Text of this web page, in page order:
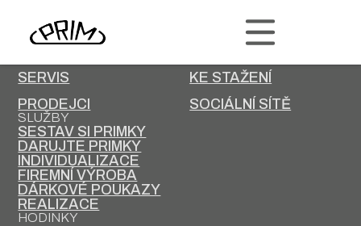
PRIM
KARIÉRA
SERVIS
KE STAŽENÍ
PRODEJCI
SOCIÁLNÍ SÍTĚ
SLUŽBY
SESTAV SI PRIMKY
DARUJTE PRIMKY
INDIVIDUALIZACE
FIREMNÍ VÝROBA
DÁRKOVÉ POUKAZY
REALIZACE
HODINKY